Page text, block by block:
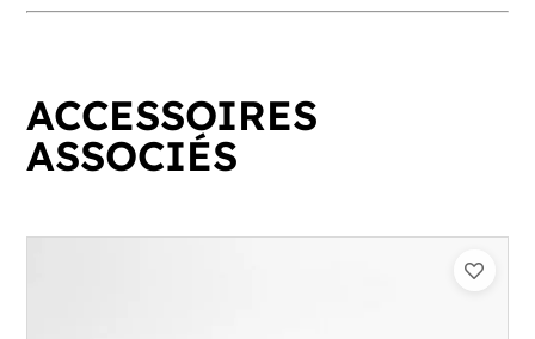
ACCESSOIRES
ASSOCIÉS